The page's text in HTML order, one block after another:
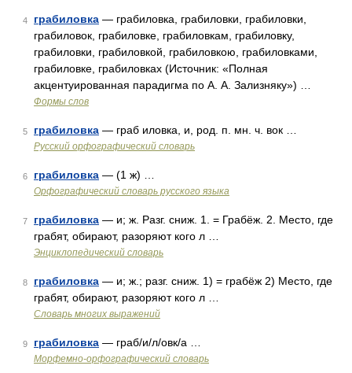
4 грабиловка — грабиловка, грабиловки, грабиловки,
грабиловок, грабиловке, грабиловкам, грабиловку,
грабиловки, грабиловкой, грабиловкою, грабиловками,
грабиловке, грабиловках (Источник: «Полная
акцентуированная парадигма по А. А. Зализняку») …
Формы слов
5 грабиловка — граб иловка, и, род. п. мн. ч. вок …
Русский орфографический словарь
6 грабиловка — (1 ж) …
Орфографический словарь русского языка
7 грабиловка — и; ж. Разг. сниж. 1. = Грабёж. 2. Место, где
грабят, обирают, разоряют кого л …
Энциклопедический словарь
8 грабиловка — и; ж.; разг. сниж. 1) = грабёж 2) Место, где
грабят, обирают, разоряют кого л …
Словарь многих выражений
9 грабиловка — граб/и/л/овк/а …
Морфемно-орфографический словарь